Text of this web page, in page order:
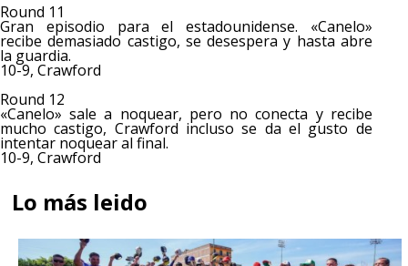
Round 11
Gran episodio para el estadounidense. «Canelo»
recibe demasiado castigo, se desespera y hasta abre
la guardia.
10-9, Crawford
Round 12
«Canelo» sale a noquear, pero no conecta y recibe
mucho castigo, Crawford incluso se da el gusto de
intentar noquear al final.
10-9, Crawford
Lo más leido